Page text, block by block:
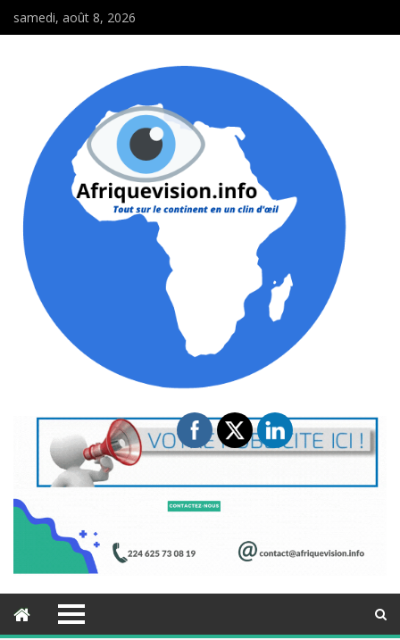
samedi, août 8, 2026